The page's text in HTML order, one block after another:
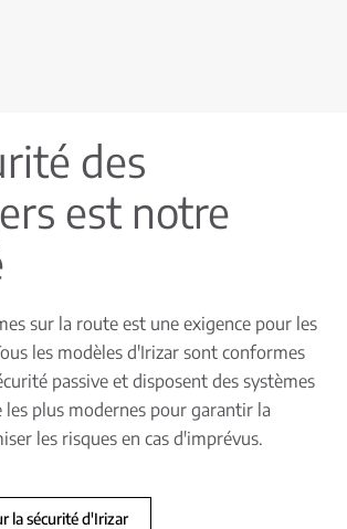
des
est notre
sur la route est une exigence pour les
les modèles d'Irizar sont conformes
passive et disposent des systèmes
les plus modernes pour garantir la
les risques en cas d'imprévus.
la sécurité d'Irizar